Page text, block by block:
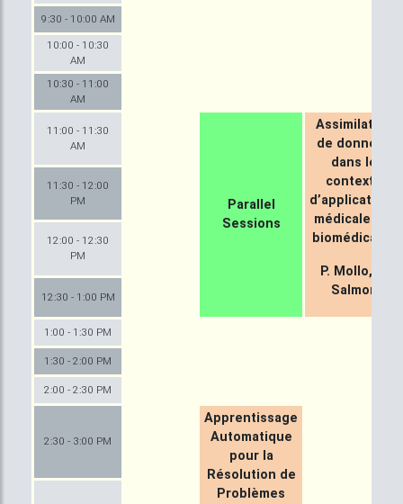
9:30 - 10:00 AM
10:00 - 10:30
AM
10:30 - 11:00
AM
11:00 - 11:30
AM
Parallel
Sessions
Assimilation
de données
dans le
contexte
d’applications
médicales et
biomédicales
P. Mollo, S.
Salmon
11:30 - 12:00
PM
12:00 - 12:30
PM
12:30 - 1:00 PM
1:00 - 1:30 PM
1:30 - 2:00 PM
2:00 - 2:30 PM
2:30 - 3:00 PM
Apprentissage
Automatique
pour la
Résolution de
Problèmes